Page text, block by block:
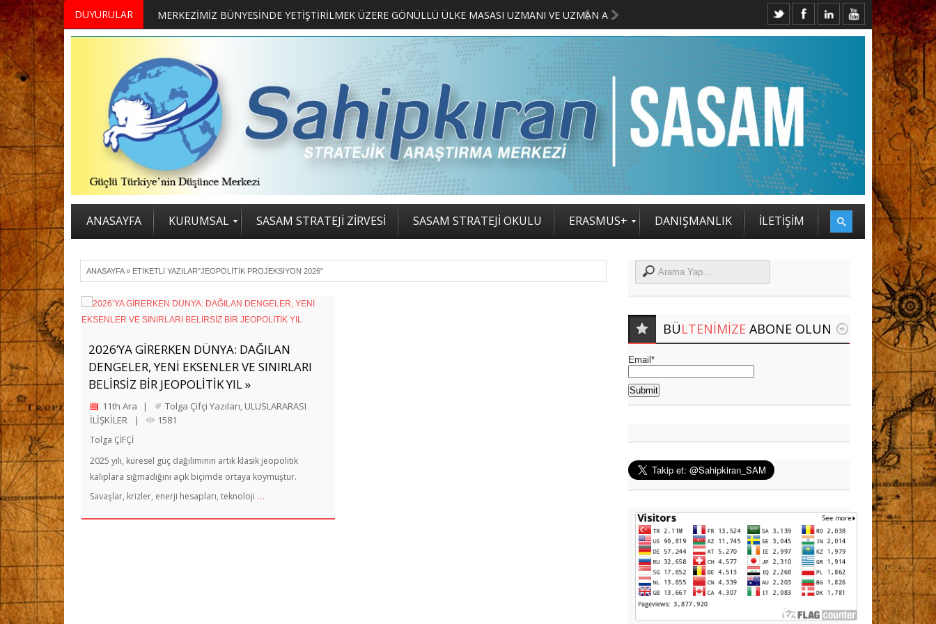
DUYURULAR MERKEZİMİZ BÜNYESİNDE YETİŞTİRİLMEK ÜZERE GÖNÜLLÜ ÜLKE MASASI UZMANI VE UZMAN ADAYLARI ARIYORUZ 2. SASAM STRATEJİ ZİRVESİ KATILIMCILARI BELLİ OLDU
ANASAYFA KURUMSAL SASAM STRATEJİ ZİRVESİ SASAM STRATEJİ OKULU ERASMUS+ DANIŞMANLIK İLETİŞİM
ANASAYFA» ETIKETLI YAZILAR"JEOPOLITIK PROJEKSIYON 2026"
2026’YA GİRERKEN DÜNYA: DAĞILAN
DENGELER, YENİ EKSENLER VE SINIRLARI
BELİRSİZ BİR JEOPOLİTİK YIL »
11th Ara | Tolga Çifçi Yazıları, ULUSLARARASI
İLİŞKİLER
| 1581
Tolga ÇİFÇİ
2025 yılı, küresel güç dağılımının artık klasik jeopolitik
kalıplara sığmadığını açık biçimde ortaya koymuştur.
Savaşlar, krizler, enerji hesapları, teknoloji …
BÜLTENIMIZEABONE OLUN
Email*